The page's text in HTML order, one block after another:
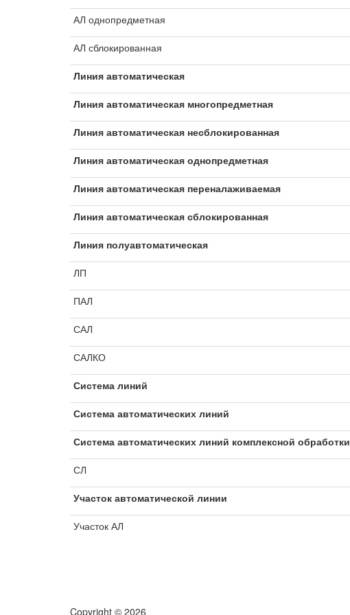
АЛ однопредметная
АЛ сблокированная
Линия автоматическая
Линия автоматическая многопредметная
Линия автоматическая несблокированная
Линия автоматическая однопредметная
Линия автоматическая переналаживаемая
Линия автоматическая сблокированная
Линия полуавтоматическая
ЛП
ПАЛ
САЛ
САЛКО
Система линий
Система автоматических линий
Система автоматических линий комплексной обработки
СЛ
Участок автоматической линии
Участок АЛ
Copyright © 2026